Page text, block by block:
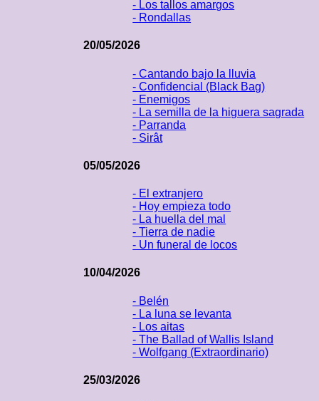
- Los tallos amargos
- Rondallas
20/05/2026
- Cantando bajo la lluvia
- Confidencial (Black Bag)
- Enemigos
- La semilla de la higuera sagrada
- Parranda
- Sirât
05/05/2026
- El extranjero
- Hoy empieza todo
- La huella del mal
- Tierra de nadie
- Un funeral de locos
10/04/2026
- Belén
- La luna se levanta
- Los aitas
- The Ballad of Wallis Island
- Wolfgang (Extraordinario)
25/03/2026